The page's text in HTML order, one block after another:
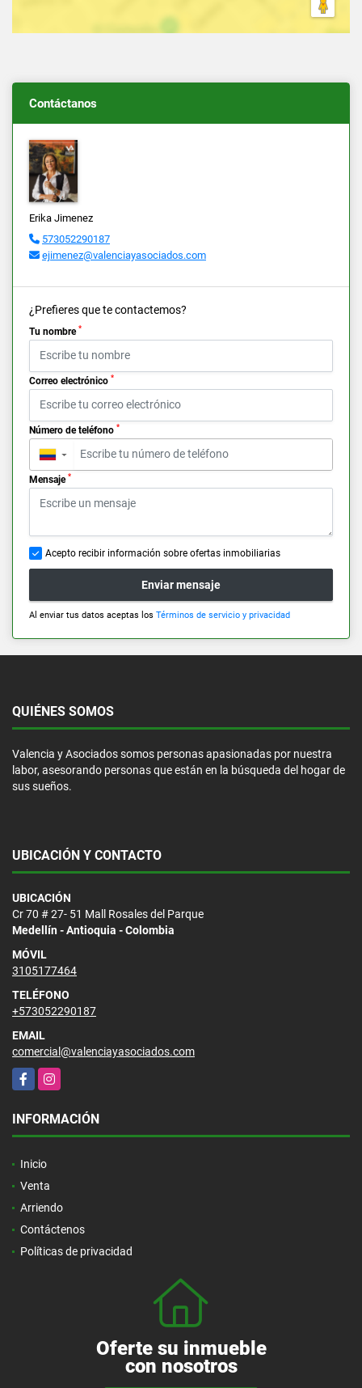
Contáctanos
Erika Jimenez
573052290187
ejimenez@valenciayasociados.com
¿Prefieres que te contactemos?
Tu nombre *
Correo electrónico *
Número de teléfono *
▼
Mensaje *
Acepto recibir información sobre ofertas inmobiliarias
Enviar mensaje
Al enviar tus datos aceptas los Términos de servicio y privacidad
QUIÉNES SOMOS
Valencia y Asociados somos personas apasionadas por nuestra
labor, asesorando personas que están en la búsqueda del hogar de
sus sueños.
UBICACIÓN Y CONTACTO
UBICACIÓN
Cr 70 # 27- 51 Mall Rosales del Parque
Medellín - Antioquia - Colombia
MÓVIL
3105177464
TELÉFONO
+573052290187
EMAIL
comercial@valenciayasociados.com
FacebookInstagram
INFORMACIÓN
Inicio
Venta
Arriendo
Contáctenos
Políticas de privacidad
Oferte su inmueble
con nosotros